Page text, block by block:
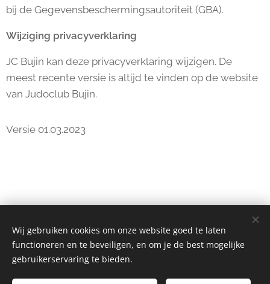
bij de Gegevensbeschermingsautoriteit (GBA).
Wijziging privacyverklaring
JC Bujin kan deze privacyverklaring wijzigen. De
meest recente versie is altijd te vinden op de website
van Judoclub Bujin.
Versie 01.03.2023
Judoclub Bujin VZW, Boomsesteenweg 333, 2610 Wilrijk
Telefoon: 0496 39 58 05
Wij gebruiken cookies om onze website goed te laten
functioneren en te beveiligen, en om je de best mogelijke
gebruikerservaring te bieden.